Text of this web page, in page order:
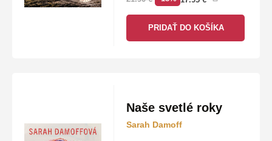
PRIDAŤ DO KOŠÍKA
Naše svetlé roky
Sarah Damoff